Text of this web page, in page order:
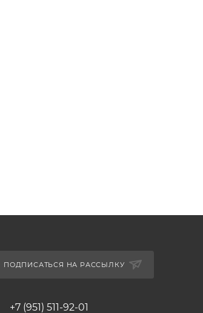
ПОДПИСАТЬСЯ НА РАССЫЛКУ
+7 (951) 511-92-01